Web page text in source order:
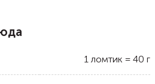
1 ломтик = 40 г